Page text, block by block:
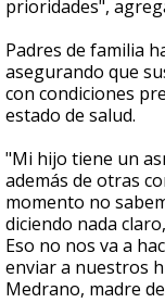
prioridades",
Padres de familia
asegurando que
con condiciones
estado de salud.
"Mi hijo tiene un
además de otras
momento no
diciendo nada
Eso no nos va a
enviar a nuestros
Medrano, madre